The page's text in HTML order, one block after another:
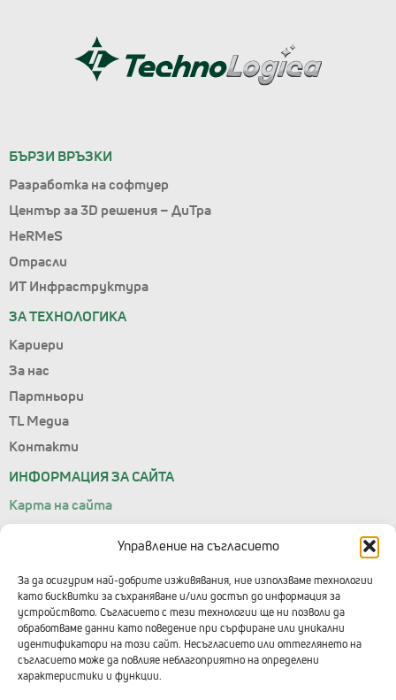
Управление на съгласието
За да осигурим най-добрите изживявания, ние използваме технологии
като бисквитки за съхраняване и/или достъп до информация за
устройството. Съгласието с тези технологии ще ни позволи да
обработваме данни като поведение при сърфиране или уникални
идентификатори на този сайт. Несъгласието или оттеглянето на
съгласието може да повлияе неблагоприятно на определени
характеристики и функции.
БЪРЗИ ВРЪЗКИ
Разработка на софтуер
Център за 3D решения – ДиТра
HeRMeS
Отрасли
ИТ Инфраструктура
ЗА ТЕХНОЛОГИКА
Кариери
За нас
Партньори
TL Медиа
Контакти
ИНФОРМАЦИЯ ЗА САЙТА
Карта на сайта
Лични данни
Условия за ползване
Управление на съгласието
Правила за подаване на сигнали
КОНТАКТИ С ТЕХНОЛОГИКА
Централен офис
+359 2 91 912